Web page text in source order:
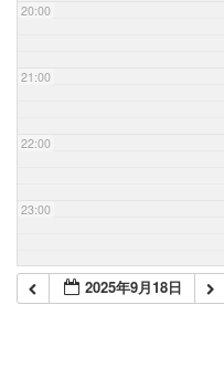
20:00
21:00
22:00
23:00
2025年9月18日